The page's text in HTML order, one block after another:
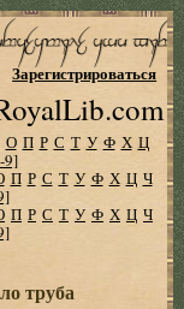
Зарегистрироваться
О П Р С Т У Ф Х Ц
9]
П Р С Т У Ф Х Ц Ч
П Р С Т У Ф Х Ц Ч
труба